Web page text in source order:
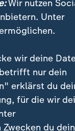
lange Grenze,
Wir nutzen
Unter
wir deine
nur dein
erklärst du
für die wir
du